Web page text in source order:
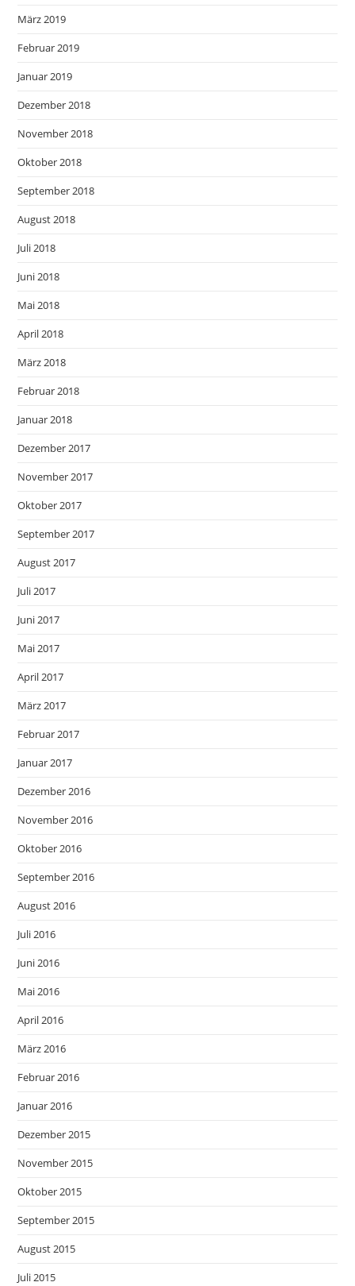
März 2019
Februar 2019
Januar 2019
Dezember 2018
November 2018
Oktober 2018
September 2018
August 2018
Juli 2018
Juni 2018
Mai 2018
April 2018
März 2018
Februar 2018
Januar 2018
Dezember 2017
November 2017
Oktober 2017
September 2017
August 2017
Juli 2017
Juni 2017
Mai 2017
April 2017
März 2017
Februar 2017
Januar 2017
Dezember 2016
November 2016
Oktober 2016
September 2016
August 2016
Juli 2016
Juni 2016
Mai 2016
April 2016
März 2016
Februar 2016
Januar 2016
Dezember 2015
November 2015
Oktober 2015
September 2015
August 2015
Juli 2015